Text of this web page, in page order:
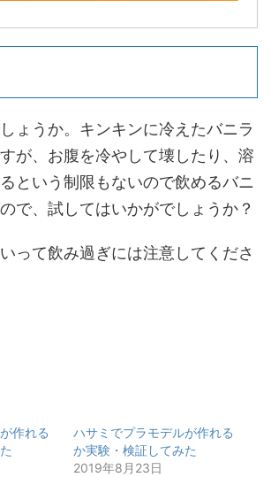
ょうか。キンキンに冷えたバニラ
が、お腹を冷やして壊したり、溶
という制限もないので飲めるバニ
で、試してはいかがでしょうか？
って飲み過ぎには注意してくださ
作れる
ハサミでプラモデルが作れる
か実験・検証してみた
2019年8月23日